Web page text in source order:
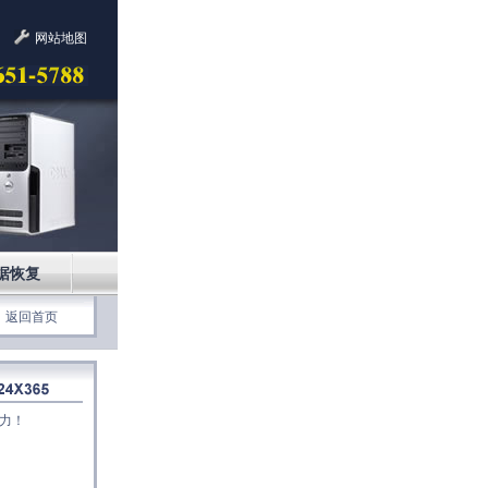
网站地图
恢复
返回首页
！